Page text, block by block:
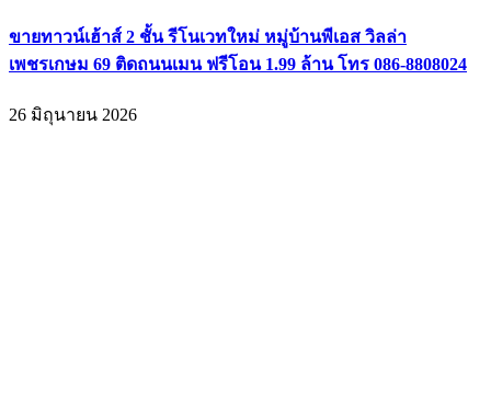
ขายทาวน์เฮ้าส์ 2 ชั้น รีโนเวทใหม่ หมู่บ้านพีเอส วิลล่า
เพชรเกษม 69 ติดถนนเมน ฟรีโอน 1.99 ล้าน โทร 086-8808024
26 มิถุนายน 2026